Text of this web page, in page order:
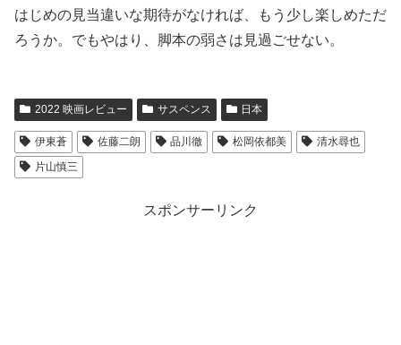
はじめの見当違いな期待がなければ、もう少し楽しめただ
ろうか。でもやはり、脚本の弱さは見過ごせない。
2022 映画レビュー サスペンス 日本
伊東蒼 佐藤二朗 品川徹 松岡依都美
清水尋也
片山慎三
スポンサーリンク